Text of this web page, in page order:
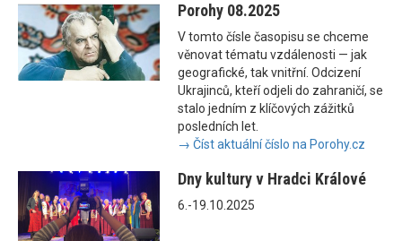
Porohy 08.2025
V tomto čísle časopisu se chceme
věnovat tématu vzdálenosti — jak
geografické, tak vnitřní. Odcizení
Ukrajinců, kteří odjeli do zahraničí, se
stalo jedním z klíčových zážitků
posledních let.
→ Číst aktuální číslo na Porohy.cz
Dny kultury v Hradci Králové
6.-19.10.2025